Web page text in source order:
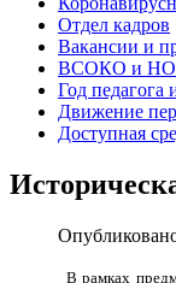
Отдел кадров
Вакансии и
ВСОКО и
Год педагога
Движение
Доступная
В рамках